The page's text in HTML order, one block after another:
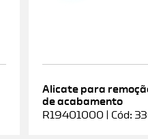
Alicate para
de acabamento
R19401000 | Cód: